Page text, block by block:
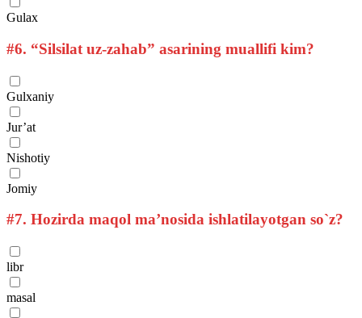
Gulax
#6. “Silsilat uz-zahab” asarining muallifi kim?
Gulxaniy
Jur’at
Nishotiy
Jomiy
#7. Hozirda maqol ma’nosida ishlatilayotgan so`z?
libr
masal